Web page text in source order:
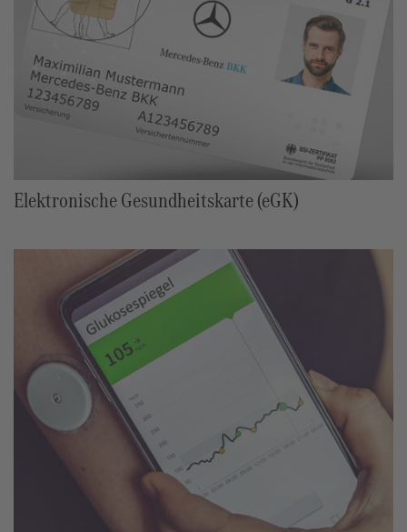
Elektronische Gesundheitskarte (eGK)